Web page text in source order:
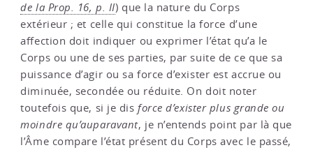
de la Prop. 16, p. II) que la nature du Corps
extérieur ; et celle qui constitue la force d’une
affection doit indiquer ou exprimer l’état qu’a le
Corps ou une de ses parties, par suite de ce que sa
puissance d’agir ou sa force d’exister est accrue ou
diminuée, secondée ou réduite. On doit noter
toutefois que, si je disforce d’exister plus grande ou
moindre qu’auparavant, je n’entends point par là que
l’Âme compare l’état présent du Corps avec le passé,